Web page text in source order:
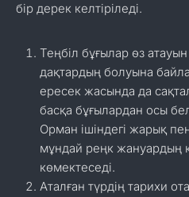
бір дерек келтіріледі.
Теңбіл бұғылар өз
дақтардың болуына
ересек жасында да
басқа бұғылардан осы
Орман ішіндегі жарық
мұндай реңк жануардың
көмектеседі.
Аталған түрдің тарихи